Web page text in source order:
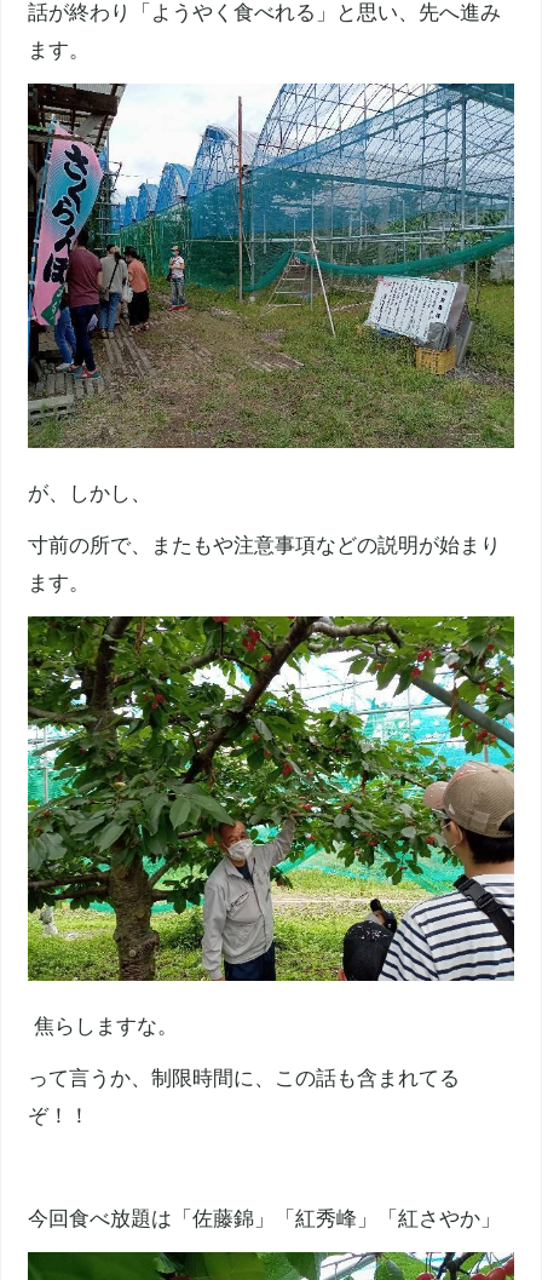
話が終わり「ようやく食べれる」と思い、先へ進み
ます。
が、しかし、
寸前の所で、またもや注意事項などの説明が始まり
ます。
焦らしますな。
って言うか、制限時間に、この話も含まれてる
ぞ！！
今回食べ放題は「佐藤錦」「紅秀峰」「紅さやか」